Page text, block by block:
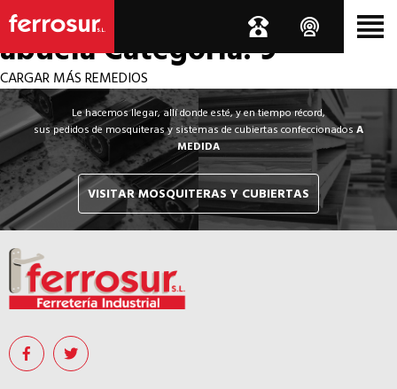
Los por si acaso de la
abuelaCategoría: 9
CARGAR MÁS REMEDIOS
Le hacemos llegar, allí donde esté, y en tiempo récord,
sus pedidos de mosquiteras y sistemas de cubiertas confeccionadosA
MEDIDA
VISITAR MOSQUITERAS Y CUBIERTAS